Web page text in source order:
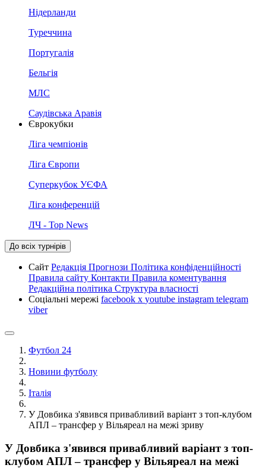
Нідерланди
Туреччина
Португалія
Бельгія
МЛС
Саудівська Аравія
Єврокубки
Ліга чемпіонів
Ліга Європи
Суперкубок УЄФА
Ліга конференцій
ЛЧ - Top News
До всіх турнірів
Сайт Редакція Прогнози Політика конфіденційності
Правила сайту Контакти Правила коментування
Редакційна політика Структура власності
Соціальні мережі facebook x youtube instagram telegram
viber
Футбол 24
Новини футболу
Італія
У Довбика з'явився привабливий варіант з топ-клубом
АПЛ – трансфер у Вільяреал на межі зриву
У Довбика з'явився привабливий варіант з топ-
клубом АПЛ – трансфер у Вільяреал на межі